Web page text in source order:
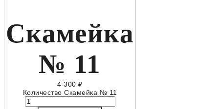
Скамейка
№ 11
4 300₽
Количество Скамейка № 11